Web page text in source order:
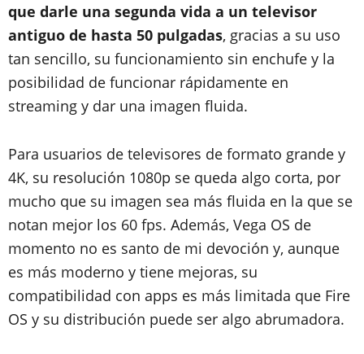
que darle una segunda vida a un televisor
antiguo de hasta 50 pulgadas, gracias a su uso
tan sencillo, su funcionamiento sin enchufe y la
posibilidad de funcionar rápidamente en
streaming y dar una imagen fluida.
Para usuarios de televisores de formato grande y
4K, su resolución 1080p se queda algo corta, por
mucho que su imagen sea más fluida en la que se
notan mejor los 60 fps. Además, Vega OS de
momento no es santo de mi devoción y, aunque
es más moderno y tiene mejoras, su
compatibilidad con apps es más limitada que Fire
OS y su distribución puede ser algo abrumadora.